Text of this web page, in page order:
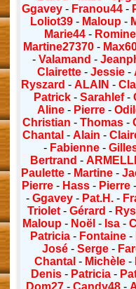
Ggavey- Franou44-
Loliot39 - Maloup -
Marie44-
Martine27370-
-Valamand -
Clairette- Jessie-
Ryszard - ALAIN -
Patrick -Sarahlef-
Aline- Pierre-
Christian - Thomas-
Chantal -Alain -
- Fabienne -
Bertrand -
Paulette- Martine-
Pierre - Hass - Pierre
- Ggavey- Pat.H.-
Triolet -Gérard -
Maloup- Noël - Isa-
Patricia - Fontaine -
José- Serge-
Chantal - Michèle-
Denis - Patricia -
Dom27 -Candy48 -